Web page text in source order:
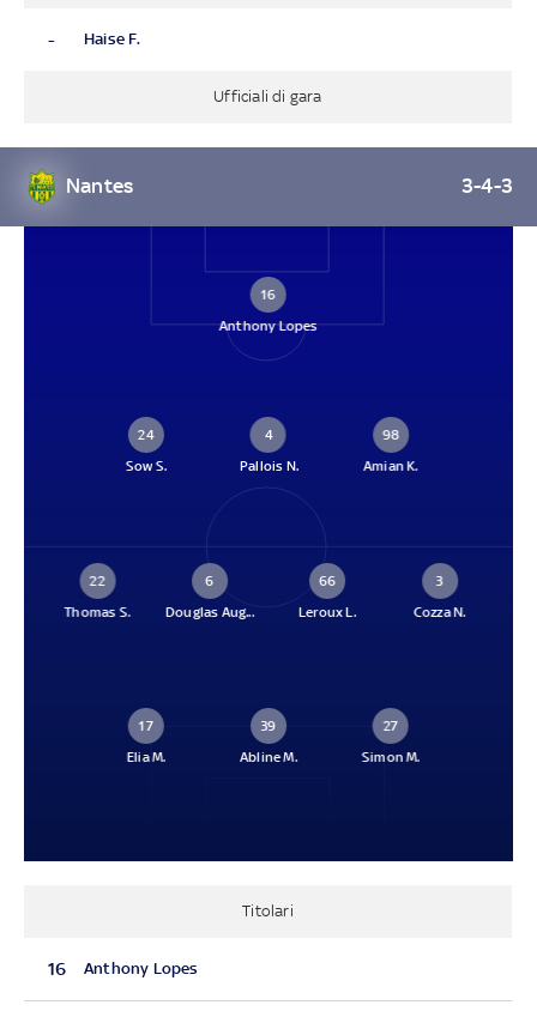
- Haise F.
Ufficiali di gara
Nantes 3-4-3
16
Anthony Lopes
24
Sow S.
4
Pallois N.
98
Amian K.
22
Thomas S.
6
Douglas Aug...
66
Leroux L.
3
Cozza N.
17
Elia M.
39
Abline M.
27
Simon M.
Titolari
16 Anthony Lopes